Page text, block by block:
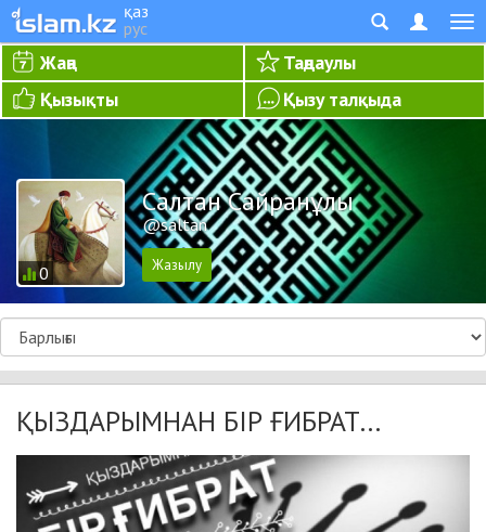
қаз
рус
Жаңа
Таңдаулы
Қызықты
Қызу талқыда
0
Салтан Сайранұлы
@saltan
ҚЫЗДАРЫМНАН БІР ҒИБРАТ...